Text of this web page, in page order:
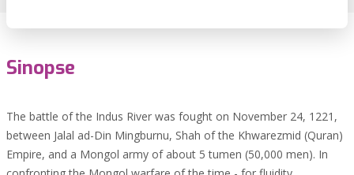
Sinopse
The battle of the Indus River was fought on November 24, 1221,
between Jalal ad-Din Mingburnu, Shah of the Khwarezmid (Quran)
Empire, and a Mongol army of about 5 tumen (50,000 men). In